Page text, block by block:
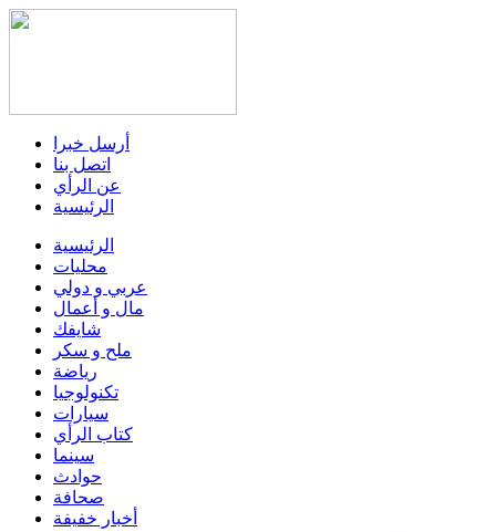
أرسل خبرا
اتصل بنا
عن الرأي
الرئيسية
الرئيسية
محليات
عربي و دولي
مال و أعمال
شايفك
ملح و سكر
رياضة
تكنولوجيا
سيارات
كتاب الرأي
سينما
حوادث
صحافة
أخبار خفيفة